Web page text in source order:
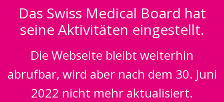
Das Swiss Medical Board hat
seine Aktivitäten eingestellt.
Die Webseite bleibt weiterhin
abrufbar, wird aber nach dem 30. Juni
2022 nicht mehr aktualisiert.